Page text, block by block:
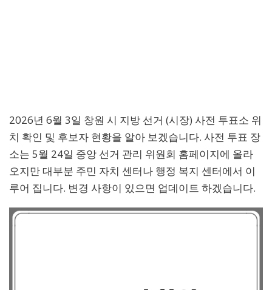
2026년 6월 3일 창원 시 지방 선거 (시장) 사전 투표소 위
치 확인 및 후보자 현황을 알아 보겠습니다. 사전 투표 장
소는 5월 24일 중앙 선거 관리 위원회 홈페이지에 올라
오지만 대부분 주민 자치 센터나 행정 복지 센터에서 이
루어 집니다. 변경 사항이 있으면 업데이트 하겠습니다.